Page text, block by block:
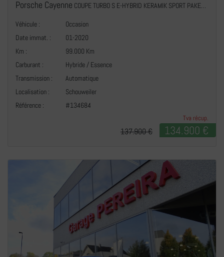
Porsche Cayenne COUPE TURBO S E-HYBRID KERAMIK SPORT PAKET PACK CHRONO
Véhicule :
Occasion
Date immat. :
01-2020
Km :
99.000 Km
Carburant :
Hybride / Essence
Transmission :
Automatique
Localisation :
Schouweiler
Référence :
#134684
Tva récup.
134.900 €
137.900 €